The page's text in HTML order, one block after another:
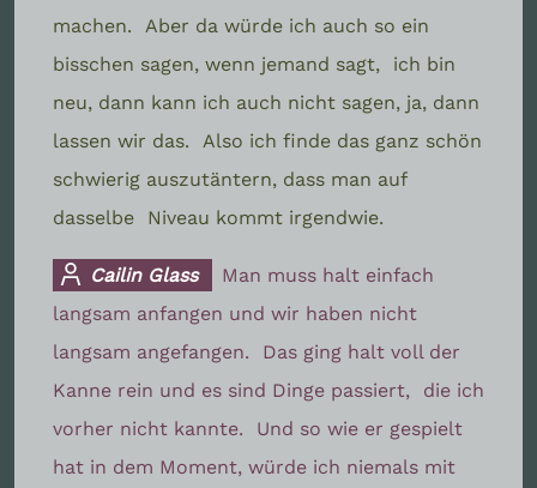
machen.
Aber da würde ich auch so ein
bisschen sagen, wenn jemand sagt,
ich bin
neu, dann kann ich auch nicht sagen, ja, dann
lassen wir das.
Also ich finde das ganz schön
schwierig auszutäntern, dass man auf
dasselbe
Niveau kommt irgendwie.
Cailin Glass
Man muss halt einfach
langsam anfangen und wir haben nicht
langsam angefangen.
Das ging halt voll der
Kanne rein und es sind Dinge passiert,
die ich
vorher nicht kannte.
Und so wie er gespielt
hat in dem Moment, würde ich niemals mit